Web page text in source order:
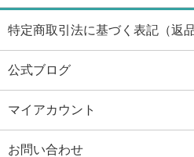
特定商取引法に基づく表記（返品
公式ブログ
マイアカウント
お問い合わせ